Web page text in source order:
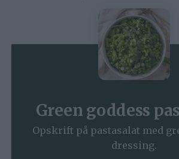
Green goddess
Opskrift på pastasalat med
dressing.